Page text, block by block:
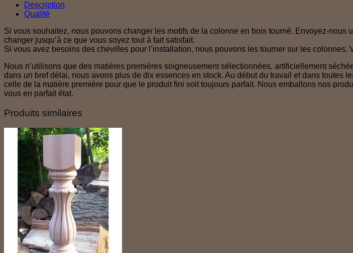
Description
Qualité
Si vous souhaitez, nous pouvons changer les motifs de la colonne en bois tourné. Envoyez-
changer jusqu’à ce que vous soyez tout à fait satisfait.
Si vous avez besoins des chevilles pour l’installation, nous pouvons les tourner sur les colonnes.
Nous n’utilisons que des matières premières soigneusement sélectionnées, artificiellement
dans un bref délai, nous avons plus de dix essences en stock. Au début du travail et dans toutes
celle de la matière première pour que le produit fini soit toujours parfait. Nous emballons nos
vous en parfait état.
Produits similaires